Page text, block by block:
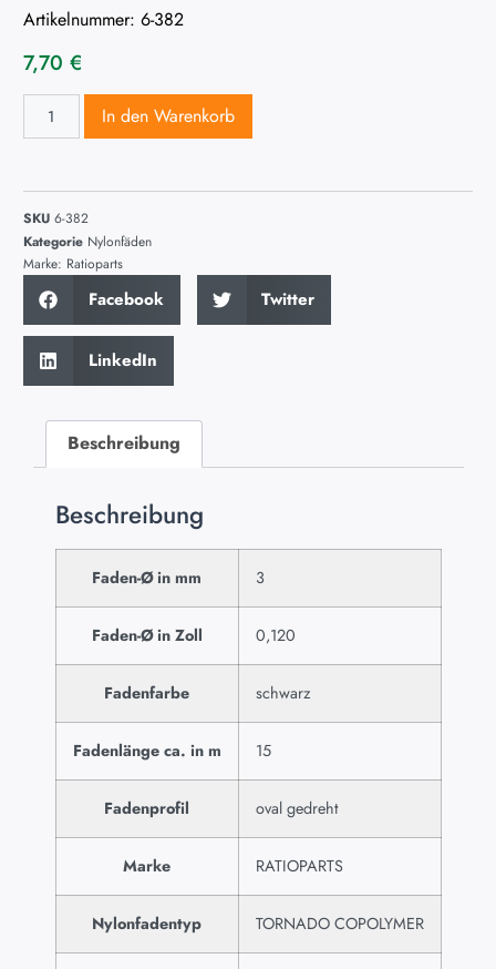
Artikelnummer: 6-382
7,70 €
In den Warenkorb
SKU 6-382
Kategorie Nylonfäden
Marke: Ratioparts
Facebook Twitter
LinkedIn
Beschreibung
Beschreibung
Faden-Ø in mm 3
Faden-Ø in Zoll 0,120
Fadenfarbe schwarz
Fadenlänge ca. in m 15
Fadenprofil oval gedreht
Marke RATIOPARTS
Nylonfadentyp TORNADO COPOLYMER